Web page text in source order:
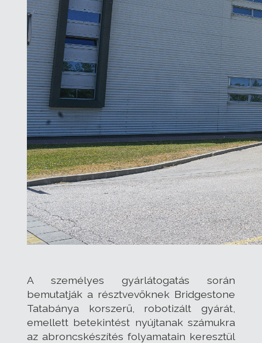
A személyes gyárlátogatás során
bemutatják a résztvevőknek Bridgestone
Tatabánya korszerű, robotizált gyárát,
emellett betekintést nyújtanak számukra
az abroncskészítés folyamatain keresztül